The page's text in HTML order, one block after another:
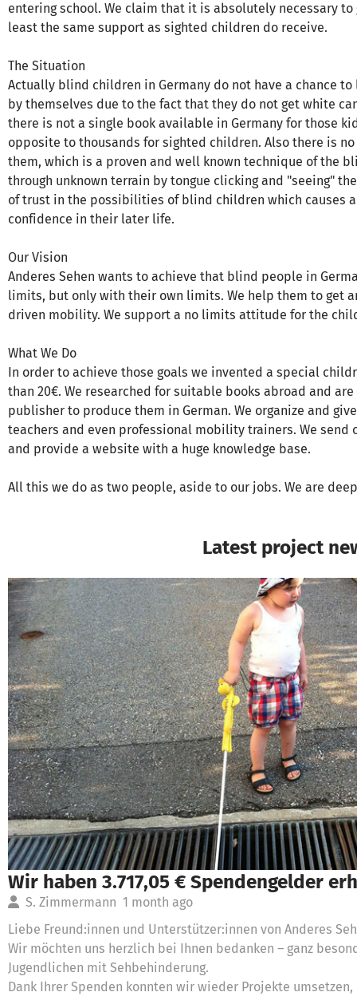
entering school. We claim that it is absolutely necessary
least the same support as sighted children do receive.
The Situation
Actually blind children in Germany do not have a chance
by themselves due to the fact that they do not get white
there is not a single book available in Germany for those
opposite to thousands for sighted children. Also there is
them, which is a proven and well known technique of the
through unknown terrain by tongue clicking and "seeing"
of trust in the possibilities of blind children which causes
confidence in their later life.
Our Vision
Anderes Sehen wants to achieve that blind people in
limits, but only with their own limits. We help them to get
driven mobility. We support a no limits attitude for the
What We Do
In order to achieve those goals we invented a special
than 20€. We researched for suitable books abroad and
publisher to produce them in German. We organize and
teachers and even professional mobility trainers. We
and provide a website with a huge knowledge base.
All this we do as two people, aside to our jobs. We are
Latest project
Wir haben 3.717,05 € Spendengelder
S. Zimmermann 1 month ago
Liebe Freund:innen und Unterstützer:innen von Anderes
Wir möchten uns herzlich bei Ihnen bedanken – ganz
Jugendlichen mit Sehbehinderung.
Dank Ihrer Spenden konnten wir wieder Projekte